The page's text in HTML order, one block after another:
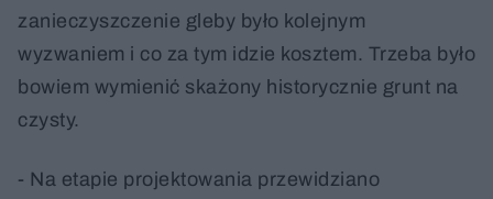
zanieczyszczenie gleby było kolejnym
wyzwaniem i co za tym idzie kosztem. Trzeba było
bowiem wymienić skażony historycznie grunt na
czysty.
- Na etapie projektowania przewidziano